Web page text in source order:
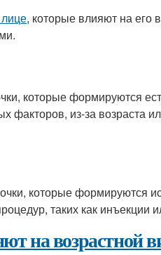
, которые влияют на его
которые формируются
факторов, из-за возраста
которые формируются
таких как инъекции
на возрастной